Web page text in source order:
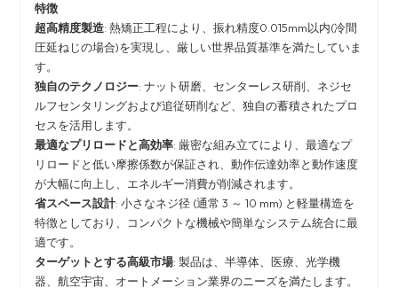
特徴
超高精度製造: 熱矯正工程により、振れ精度0.015mm以内(冷間
圧延ねじの場合)を実現し、厳しい世界品質基準を満たしていま
す。
独自のテクノロジー: ナット研磨、センターレス研削、ネジセ
ルフセンタリングおよび追従研削など、独自の蓄積されたプロ
セスを活用します。
最適なプリロードと高効率: 厳密な組み立てにより、最適なプ
リロードと低い摩擦係数が保証され、動作伝達効率と動作速度
が大幅に向上し、エネルギー消費が削減されます。
省スペース設計: 小さなネジ径 (通常 3 ～ 10 mm) と軽量構造を
特徴としており、コンパクトな機械や簡単なシステム統合に最
適です。
ターゲットとする高級市場: 製品は、半導体、医療、光学機
器、航空宇宙、オートメーション業界のニーズを満たします。